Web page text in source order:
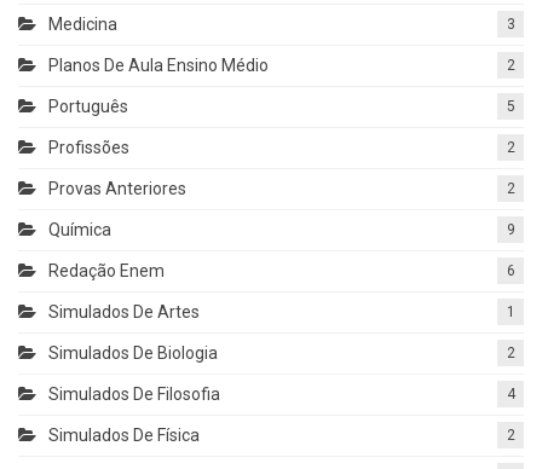
Medicina 3
Planos De Aula Ensino Médio 2
Português 5
Profissões 2
Provas Anteriores 2
Química 9
Redação Enem 6
Simulados De Artes 1
Simulados De Biologia 2
Simulados De Filosofia 4
Simulados De Física 2